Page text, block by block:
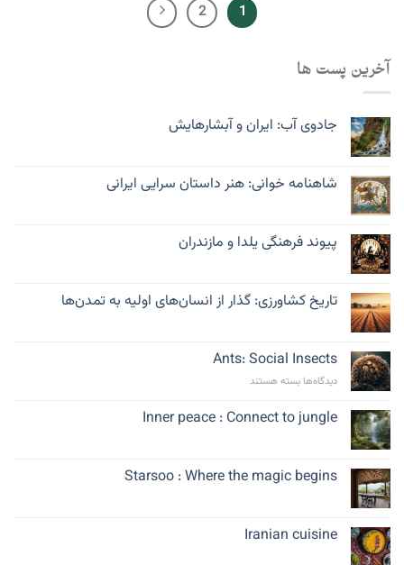
آخرین پست ها
جادوی آب: ایران و آبشارهایش
شاهنامه خوانی: هنر داستان سرایی ایرانی
پیوند فرهنگی یلدا و مازندران
تاریخ کشاورزی: گذار از انسان‌های اولیه به تمدن‌ها
Ants: Social Insects
دیدگاه‌ها برای
Social
Insects
بسته هستند
Inner peace : Connect to jungle
Starsoo : Where the magic begins
Iranian cuisine
1
2